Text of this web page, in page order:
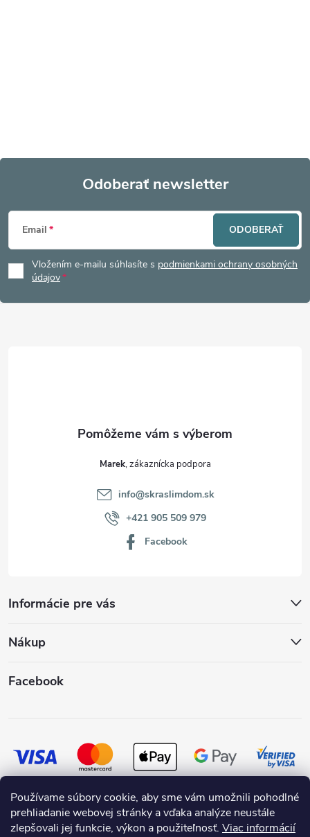
Používame súbory cookie, aby sme vám umožnili pohodlné
prehliadanie webovej stránky a vďaka analýze neustále
zlepšovali jej funkcie, výkon a použiteľnosť. Viac informácií
Z
á
p
Odoberať newsletter
Email
Vložením e-mailu súhlasíte s podmienkami ochrany osobných
údajov
ODOBERAŤ
Informácie pre vás
Nákup
Marek
info@skraslimdom.sk
+421 905 509 979
Facebook
Facebook